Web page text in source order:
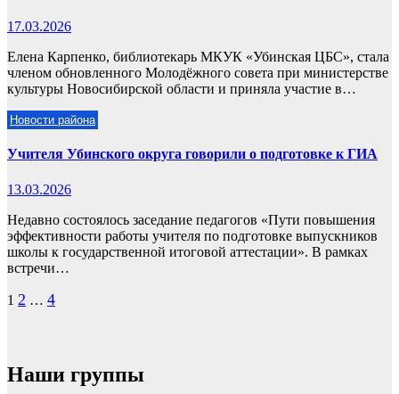
17.03.2026
Елена Карпенко, библиотекарь МКУК «Убинская ЦБС», стала
членом обновленного Молодёжного совета при министерстве
культуры Новосибирской области и приняла участие в…
Новости района
Учителя Убинского округа говорили о подготовке к ГИА
13.03.2026
Недавно состоялось заседание педагогов «Пути повышения
эффективности работы учителя по подготовке выпускников
школы к государственной итоговой аттестации». В рамках
встречи…
Пагинация
1 2 … 4
Наши группы